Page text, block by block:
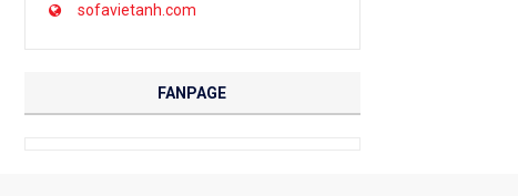
sofavietanh.com
FANPAGE